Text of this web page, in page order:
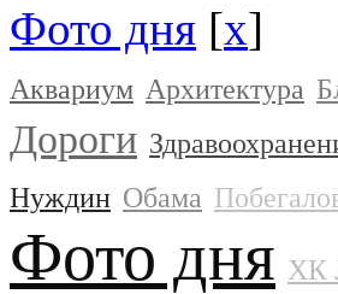
Фото дня [x]
Аквариум Архитектура
Дороги
Нуждин Обама
Фото дня ХК